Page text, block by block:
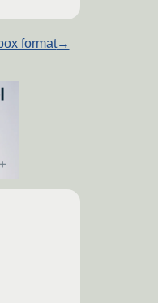
format→